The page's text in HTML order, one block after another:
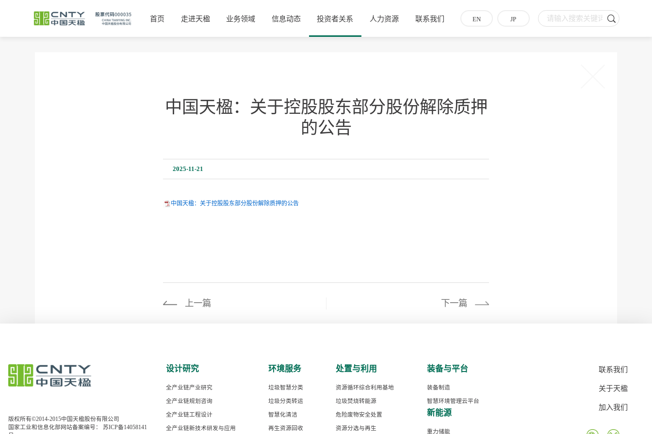
首页 走进天楹 业务领域 信息动态 投资者关系 人力资源 联系我们 EN JP
中国天楹：关于控股股东部分股份解除质押
的公告
2025-11-21
中国天楹：关于控股股东部分股份解除质押的公告
上一篇 下一篇
版权所有©2014-2015中国天楹股份有限公司
国家工业和信息化部网站备案编号： 苏ICP备14058141
设计研究
全产业链产业研究
全产业链规划咨询
全产业链工程设计
全产业链新技术研发与应用
环境服务
垃圾智慧分类
垃圾分类转运
智慧化清洁
再生资源回收
处置与利用
资源循环综合利用基地
垃圾焚烧转能源
危险废物安全处置
资源分选与再生
装备与平台
装备制造
智慧环境管理云平台
新能源
重力储能
联系我们
关于天楹
加入我们